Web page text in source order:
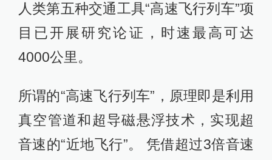
人类第五种交通工具“高速飞行列车”项
目已开展研究论证，时速最高可达
4000公里。
所谓的“高速飞行列车”，原理即是利用
真空管道和超导磁悬浮技术，实现超
音速的“近地飞行”。 凭借超过3倍音速